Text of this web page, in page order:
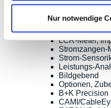
Nur notwendige
(Digital-
Handheld-
Kabeltester
LCR-Meter,
Stromzangen-
Strom-
Leistungs-
Bildgebend
Optionen,
B+K Precision
CAMI/